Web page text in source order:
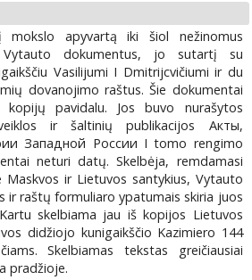
mokslo apyvartą iki šiol nežinomus
Vytauto dokumentus, jo sutartį su
Vasilijumi I Dmitrijcvičiumi ir du
dovanojimo raštus. Šie dokumentai
pavidalu. Jos buvo nurašytos
ir šaltinių publikacijos Акты,
Западной России I tomo rengimo
neturi datų. Skelbėja, remdamasi
Maskvos ir Lietuvos santykius, Vytauto
ir raštų formuliaro ypatumais skiria juos
skelbiama jau iš kopijos Lietuvos
didžiojo kunigaikščio Kazimiero 144
Skelbiamas tekstas greičiausiai
pradžioje.